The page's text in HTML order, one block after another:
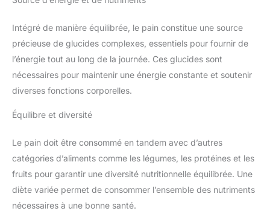
Intégré de manière équilibrée, le pain constitue une source
précieuse de glucides complexes, essentiels pour fournir de
l’énergie tout au long de la journée. Ces glucides sont
nécessaires pour maintenir une énergie constante et soutenir
diverses fonctions corporelles.
Équilibre et diversité
Le pain doit être consommé en tandem avec d’autres
catégories d’aliments comme les légumes, les protéines et les
fruits pour garantir une diversité nutritionnelle équilibrée. Une
diète variée permet de consommer l’ensemble des nutriments
nécessaires à une bonne santé.